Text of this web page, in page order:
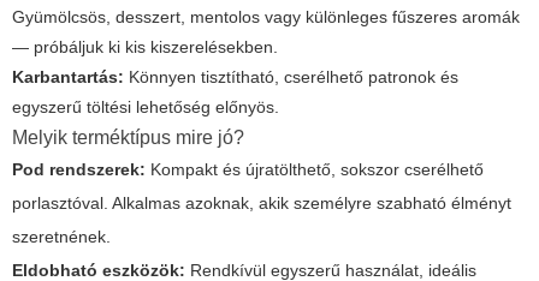
Gyümölcsös, desszert, mentolos vagy különleges fűszeres aromák
— próbáljuk ki kis kiszerelésekben.
Karbantartás: Könnyen tisztítható, cserélhető patronok és
egyszerű töltési lehetőség előnyös.
Melyik terméktípus mire jó?
Pod rendszerek: Kompakt és újratölthető, sokszor cserélhető
porlasztóval. Alkalmas azoknak, akik személyre szabható élményt
szeretnének.
Eldobható eszközök: Rendkívül egyszerű használat, ideális